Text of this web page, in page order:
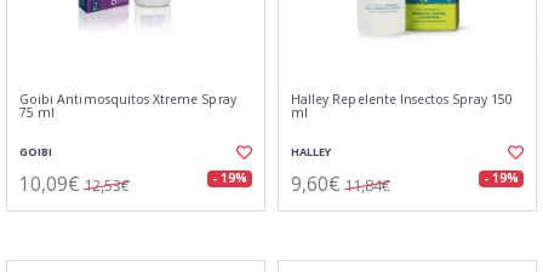
Goibi Antimosquitos Xtreme Spray
75 ml
GOIBI
10,09€ 12,53€ - 19%
Halley Repelente Insectos Spray 150
ml
HALLEY
9,60€ 11,84€ - 19%